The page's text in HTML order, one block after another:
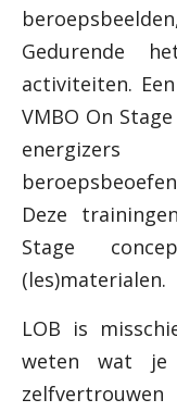
Gedurende
activiteiten.
VMBO On
Deze
Stage
(les)materialen.
LOB is
weten wat